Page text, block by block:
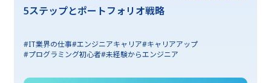
5ステップとポートフォリオ戦略
#IT業界の仕事#エンジニアキャリア#キャリアアップ
#プログラミング初心者#未経験からエンジニア